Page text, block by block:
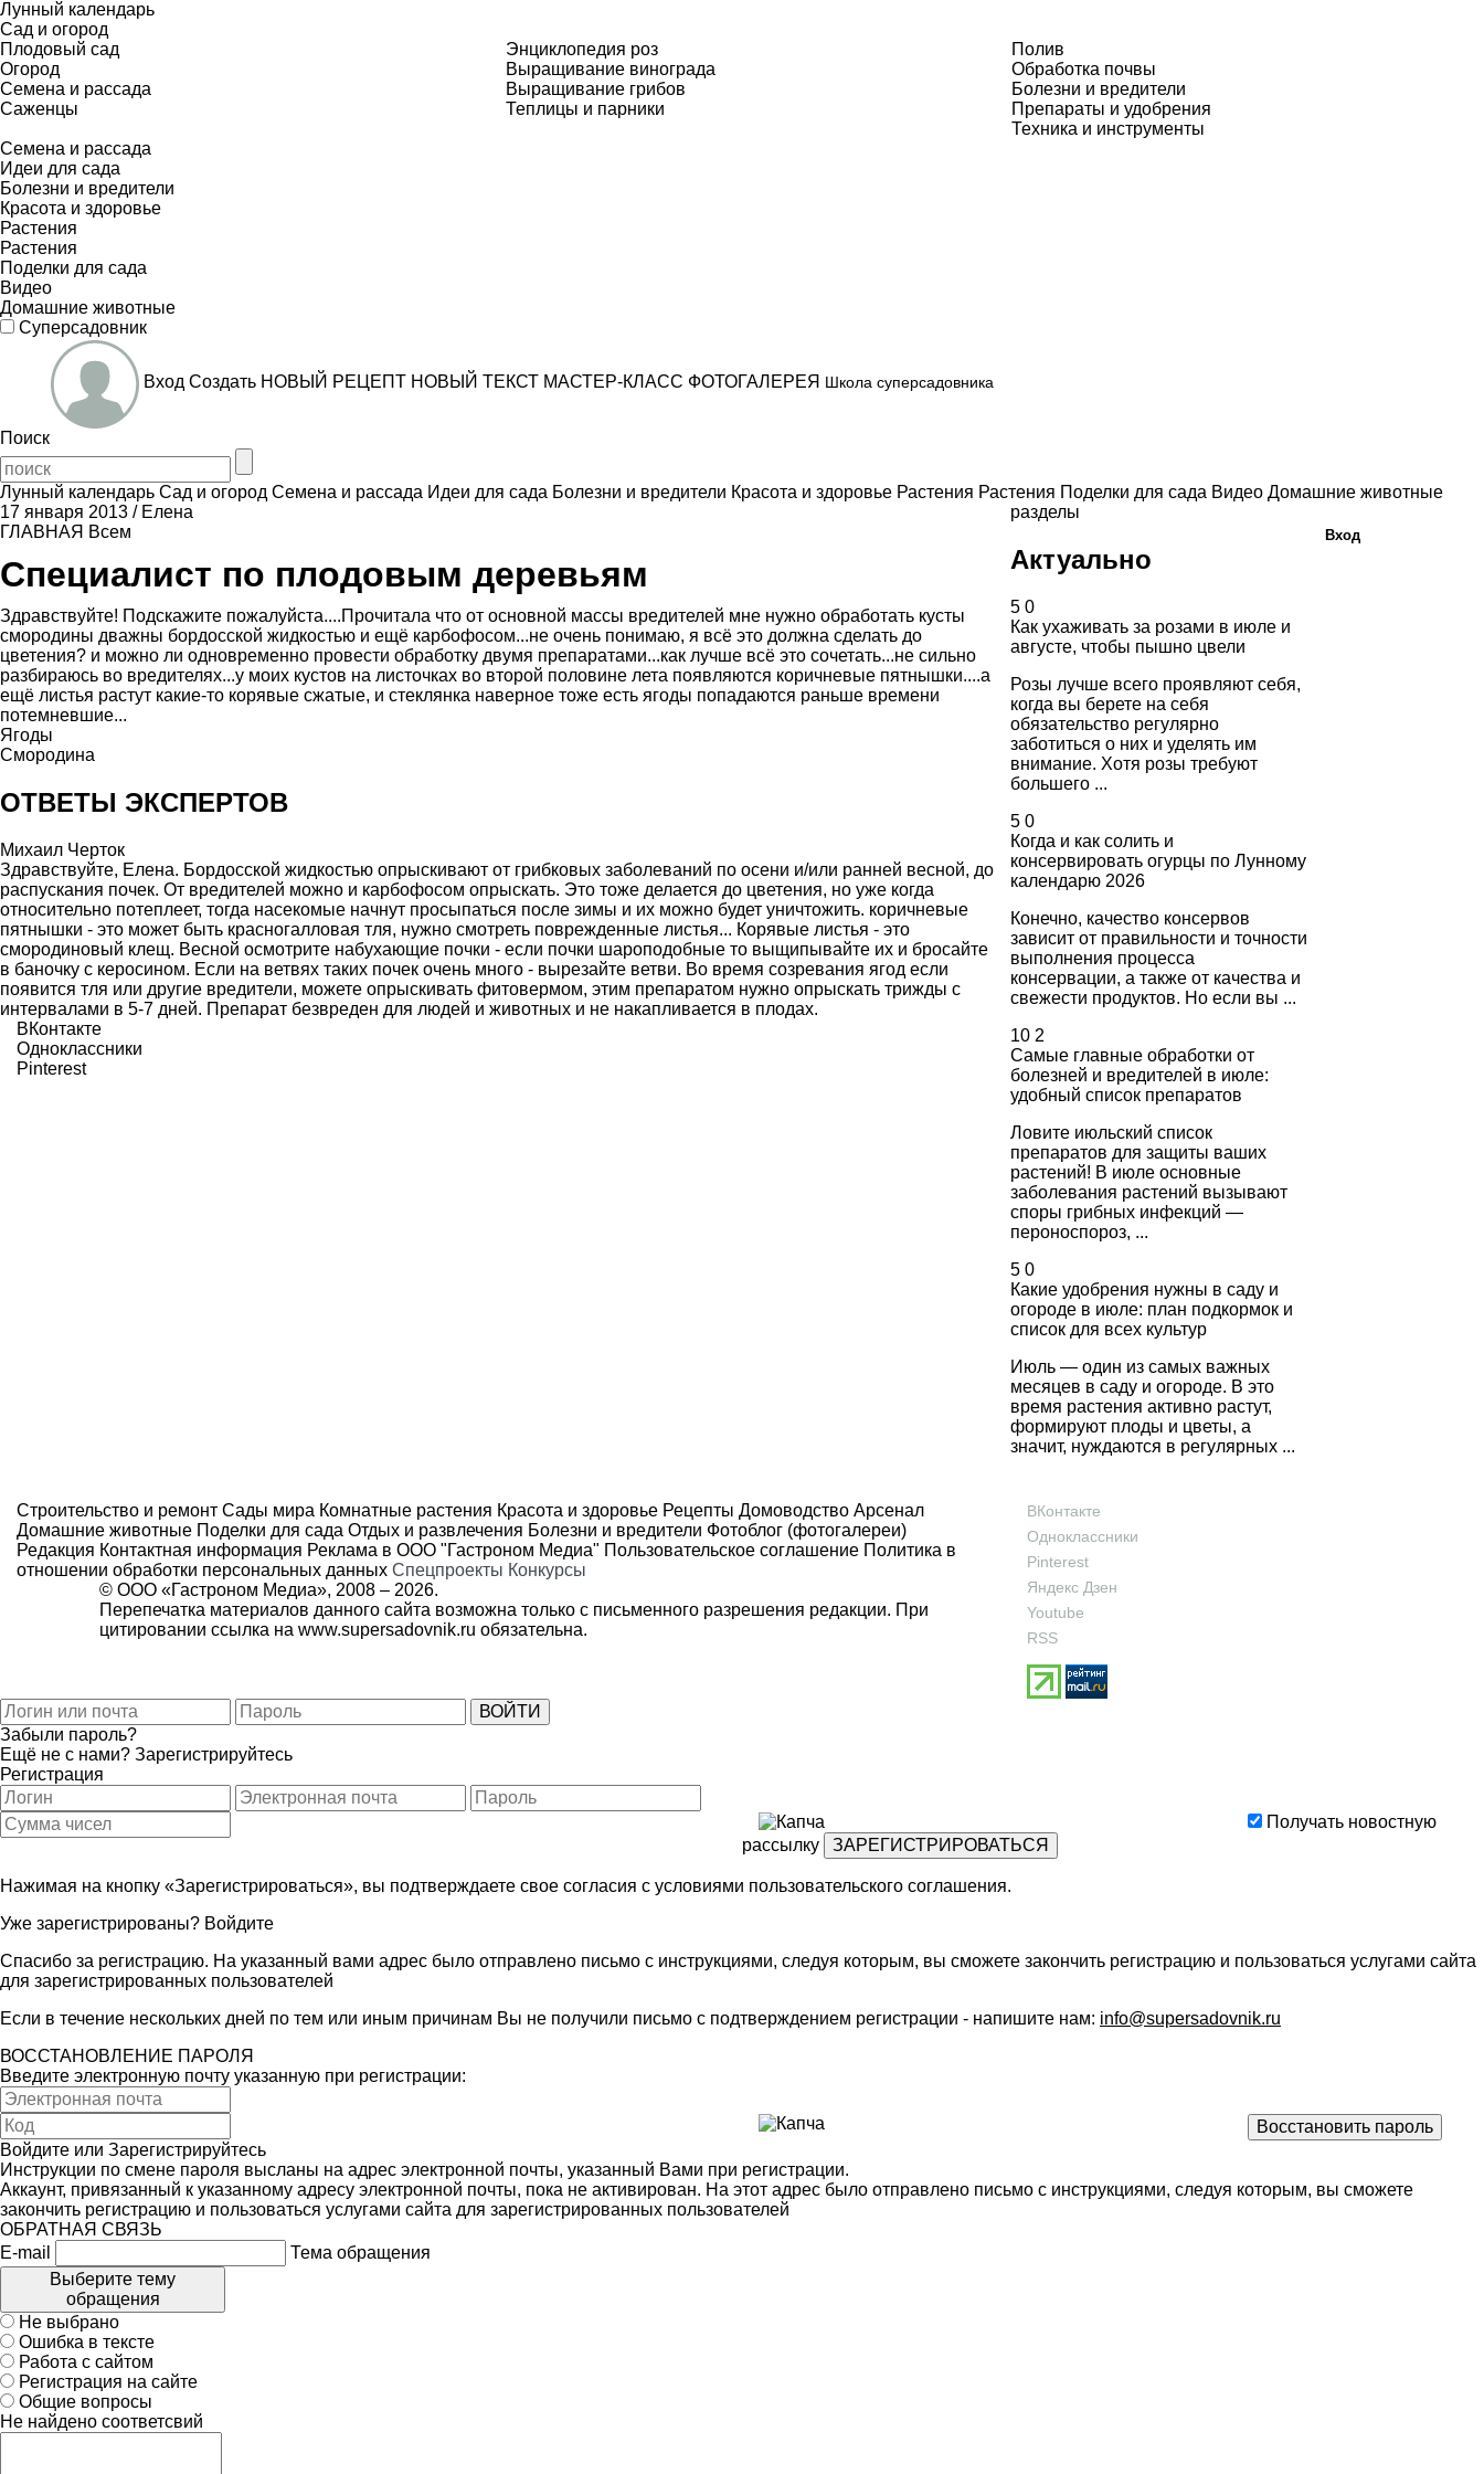
Лунный календарь
Сад и огород
Плодовый сад
Огород
Семена и рассада
Саженцы
Энциклопедия роз
Выращивание винограда
Выращивание грибов
Теплицы и парники
Полив
Обработка почвы
Болезни и вредители
Препараты и удобрения
Техника и инструменты
Семена и рассада
Идеи для сада
Болезни и вредители
Красота и здоровье
Растения
Растения
Поделки для сада
Видео
Домашние животные
Суперсадовник
Вход Создать НОВЫЙ РЕЦЕПТ НОВЫЙ ТЕКСТ МАСТЕР-КЛАСС ФОТОГАЛЕРЕЯ Школа суперсадовника
Поиск
Лунный календарь Сад и огород Семена и рассада Идеи для сада Болезни и вредители Красота и здоровье Растения Растения Поделки для сада Видео Домашние животные
17 января 2013 / Елена
ГЛАВНАЯ Всем
Специалист по плодовым деревьям
Здравствуйте! Подскажите пожалуйста....Прочитала что от основной массы вредителей мне нужно обработать кусты
смородины дважны бордосской жидкостью и ещё карбофосом...не очень понимаю, я всё это должна сделать до
цветения? и можно ли одновременно провести обработку двумя препаратами...как лучше всё это сочетать...не сильно
разбираюсь во вредителях...у моих кустов на листочках во второй половине лета появляются коричневые пятнышки....а
ещё листья растут какие-то корявые сжатые, и стеклянка наверное тоже есть ягоды попадаются раньше времени
потемневшие...
Ягоды
Смородина
ОТВЕТЫ ЭКСПЕРТОВ
Михаил Черток
Здравствуйте, Елена. Бордосской жидкостью опрыскивают от грибковых заболеваний по осени и/или ранней весной, до
распускания почек. От вредителей можно и карбофосом опрыскать. Это тоже делается до цветения, но уже когда
относительно потеплеет, тогда насекомые начнут просыпаться после зимы и их можно будет уничтожить. коричневые
пятнышки - это может быть красногалловая тля, нужно смотреть поврежденные листья... Корявые листья - это
смородиновый клещ. Весной осмотрите набухающие почки - если почки шароподобные то выщипывайте их и бросайте
в баночку с керосином. Если на ветвях таких почек очень много - вырезайте ветви. Во время созревания ягод если
появится тля или другие вредители, можете опрыскивать фитовермом, этим препаратом нужно опрыскать трижды с
интервалами в 5-7 дней. Препарат безвреден для людей и животных и не накапливается в плодах.
ВКонтакте
Одноклассники
Pinterest
разделы
Актуально
5 0
Как ухаживать за розами в июле и
августе, чтобы пышно цвели
Розы лучше всего проявляют себя,
когда вы берете на себя
обязательство регулярно
заботиться о них и уделять им
внимание. Хотя розы требуют
большего ...
5 0
Когда и как солить и
консервировать огурцы по Лунному
календарю 2026
Конечно, качество консервов
зависит от правильности и точности
выполнения процесса
консервации, а также от качества и
свежести продуктов. Но если вы ...
10 2
Самые главные обработки от
болезней и вредителей в июле:
удобный список препаратов
Ловите июльский список
препаратов для защиты ваших
растений! В июле основные
заболевания растений вызывают
споры грибных инфекций —
пероноспороз, ...
5 0
Какие удобрения нужны в саду и
огороде в июле: план подкормок и
список для всех культур
Июль — один из самых важных
месяцев в саду и огороде. В это
время растения активно растут,
формируют плоды и цветы, а
значит, нуждаются в регулярных ...
Строительство и ремонт Сады мира Комнатные растения Красота и здоровье Рецепты Домоводство Арсенал
Домашние животные Поделки для сада Отдых и развлечения Болезни и вредители Фотоблог (фотогалереи)
Редакция Контактная информация Реклама в ООО "Гастроном Медиа" Пользовательское соглашение Политика в
отношении обработки персональных данных Спецпроекты Конкурсы
© ООО «Гастроном Медиа», 2008 – 2026.
Перепечатка материалов данного сайта возможна только с письменного разрешения редакции. При
цитировании ссылка на www.supersadovnik.ru обязательна.
ВКонтакте
Одноклассники
Pinterest
Яндекс Дзен
Youtube
RSS
Вход
Забыли пароль?
Ещё не с нами? Зарегистрируйтесь
Регистрация
Получать новостную
рассылку
Нажимая на кнопку «Зарегистрироваться», вы подтверждаете свое согласия с условиями пользовательского соглашения.
Уже зарегистрированы? Войдите
Спасибо за регистрацию. На указанный вами адрес было отправлено письмо с инструкциями, следуя которым, вы сможете закончить регистрацию и пользоваться услугами сайта
для зарегистрированных пользователей
Если в течение нескольких дней по тем или иным причинам Вы не получили письмо с подтверждением регистрации - напишите нам: info@supersadovnik.ru
ВОССТАНОВЛЕНИЕ ПАРОЛЯ
Введите электронную почту указанную при регистрации:
Войдите или Зарегистрируйтесь
Инструкции по смене пароля высланы на адрес электронной почты, указанный Вами при регистрации.
Аккаунт, привязанный к указанному адресу электронной почты, пока не активирован. На этот адрес было отправлено письмо с инструкциями, следуя которым, вы сможете
закончить регистрацию и пользоваться услугами сайта для зарегистрированных пользователей
ОБРАТНАЯ СВЯЗЬ
E-mail
Тема обращения
Выберите тему
обращения
Не выбрано
Ошибка в тексте
Работа с сайтом
Регистрация на сайте
Общие вопросы
Не найдено соответсвий